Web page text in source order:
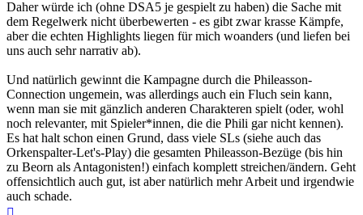
Daher würde ich (ohne DSA5 je gespielt zu haben) die Sache mit
dem Regelwerk nicht überbewerten - es gibt zwar krasse Kämpfe,
aber die echten Highlights liegen für mich woanders (und liefen bei
uns auch sehr narrativ ab).
Und natürlich gewinnt die Kampagne durch die Phileasson-
Connection ungemein, was allerdings auch ein Fluch sein kann,
wenn man sie mit gänzlich anderen Charakteren spielt (oder, wohl
noch relevanter, mit Spieler*innen, die die Phili gar nicht kennen).
Es hat halt schon einen Grund, dass viele SLs (siehe auch das
Orkenspalter-Let's-Play) die gesamten Phileasson-Bezüge (bis hin
zu Beorn als Antagonisten!) einfach komplett streichen/ändern. Geht
offensichtlich auch gut, ist aber natürlich mehr Arbeit und irgendwie
auch schade.